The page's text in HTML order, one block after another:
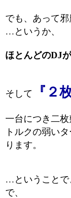
でも、あって邪
…というか、
ほとんどのDJ
そして 『２
一台につき二
トルクの弱い
ります。
…ということで
で、